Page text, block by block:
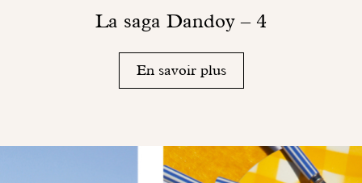
La saga Dandoy – 4
En savoir plus